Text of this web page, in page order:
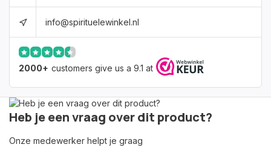
info@spirituelewinkel.nl
2000+ customers give us a 9.1 at
Heb je een vraag over dit product?
Onze medewerker helpt je graag